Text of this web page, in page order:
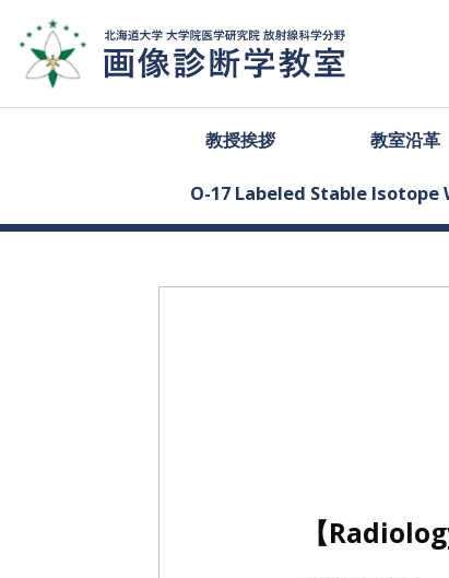
教授挨拶 教室沿革
O-17 Labeled Stable
【